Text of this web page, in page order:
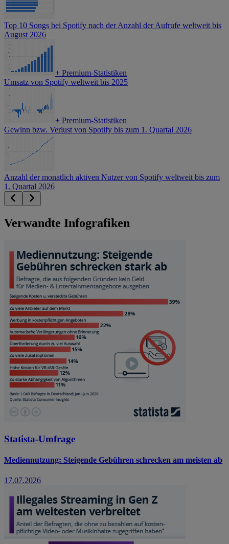
Top 10 Songs bei Spotify nach der Anzahl der Aufrufe weltweit bis
August 2026
+ Premium-Statistiken
Umsatz von Spotify weltweit bis 2025
+ Premium-Statistiken
Gewinn bzw. Verlust von Spotify bis zum 1. Quartal 2026
Anzahl der monatlich aktiven Nutzer von Spotify weltweit bis zum
1. Quartal 2026
Verwandte Infografiken
Statista-Umfrage
Mediennutzung: Steigende Gebühren schrecken am meisten ab
17.07.2026